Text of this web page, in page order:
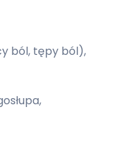
ból, tępy ból),